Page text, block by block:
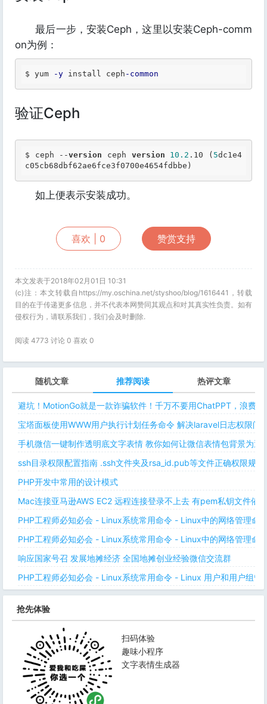
最后一步，安装Ceph，这里以安装Ceph-comm
on为例：
$ yum -y install ceph -common
验证Ceph
$ ceph --version ceph version 10.2 .10 ( 5dc1e4
c05cb68dbf62ae6fce3f0700e4654fdbbe)
如上便表示安装成功。
喜欢 | 0 赞赏支持
本文发表于2018年02月01日 10:31
(c)注：本文转载自https://my.oschina.net/styshoo/blog/1616441，转载
目的在于传递更多信息，并不代表本网赞同其观点和对其真实性负责。如有
侵权行为，请联系我们，我们会及时删除.
阅读 4773 讨论 0 喜欢 0
随机文章 推荐阅读 热评文章
避坑！MotionGo就是一款诈骗软件！千万不要用ChatPPT，浪费时
宝塔面板使用WWW用户执行计划任务命令 解决laravel日志权限问
手机微信一键制作透明底文字表情 教你如何让微信表情包背景为
ssh目录权限配置指南 .ssh文件夹及rsa_id.pub等文件正确权限规则
PHP开发中常用的设计模式
Mac连接亚马逊AWS EC2 远程连接登录不上去 有pem私钥文件依
PHP工程师必知必会 - Linux系统常用命令 - Linux中的网络管理命
PHP工程师必知必会 - Linux系统常用命令 - Linux中的网络管理命
响应国家号召 发展地摊经济 全国地摊创业经验微信交流群
PHP工程师必知必会 - Linux系统常用命令 - Linux 用户和用户组管
抢先体验
扫码体验
趣味小程序
文字表情生成器